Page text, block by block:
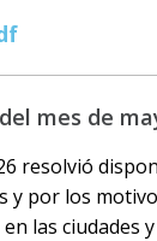
mes de
resolvió
por los
las ciudades